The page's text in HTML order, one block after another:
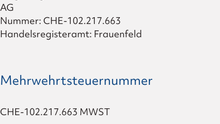
AG
Nummer: CHE-102.217.663
Handelsregisteramt: Frauenfeld
Mehrwehrtsteuernummer
CHE-102.217.663 MWST